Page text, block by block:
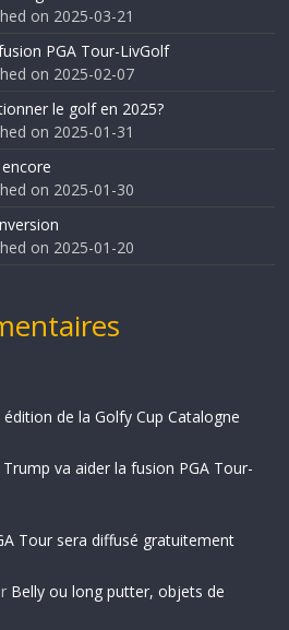
on 2025-03-21
PGA Tour-LivGolf
on 2025-02-07
le golf en 2025?
on 2025-01-31
on 2025-01-30
on 2025-01-20
de la Golfy Cup Catalogne
va aider la fusion PGA Tour-
Tour sera diffusé gratuitement
Belly ou long putter, objets de